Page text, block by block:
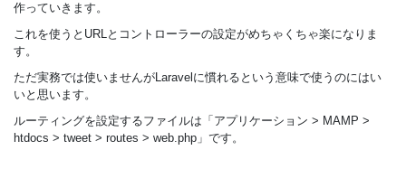
作っていきます。
これを使うとURLとコントローラーの設定がめちゃくちゃ楽になりま
す。
ただ実務では使いませんがLaravelに慣れるという意味で使うのにはい
いと思います。
ルーティングを設定するファイルは「アプリケーション > MAMP >
htdocs > tweet > routes > web.php」です。